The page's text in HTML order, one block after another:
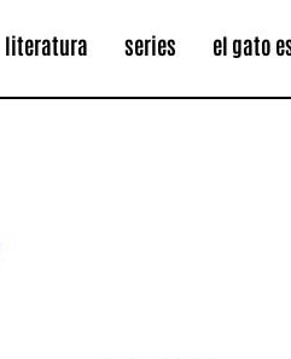
literatura series el gato